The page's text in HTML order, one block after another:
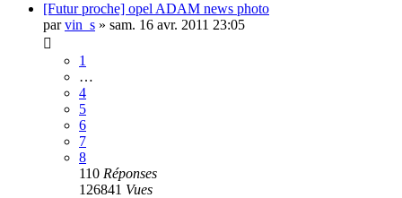
[Futur proche] opel ADAM news photo
parvin_s » sam. 16 avr. 2011 23:05
1
…
4
5
6
7
8
110 Réponses
126841 Vues